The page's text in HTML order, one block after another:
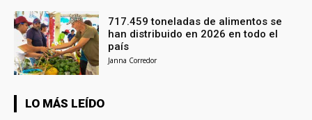
717.459 toneladas de alimentos se
han distribuido en 2026 en todo el
país
Janna Corredor
LO MÁS LEÍDO